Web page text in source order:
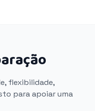
flexibilidade,
para apoiar uma